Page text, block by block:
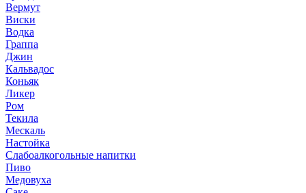
Вермут
Виски
Водка
Граппа
Джин
Кальвадос
Коньяк
Ликер
Ром
Текила
Мескаль
Настойка
Слабоалкогольные напитки
Пиво
Медовуха